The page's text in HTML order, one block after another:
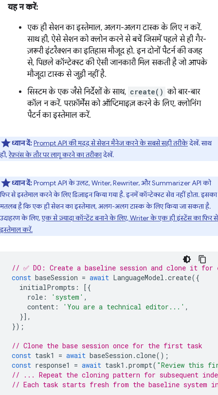
यह न करें:
एक ही सेशन का इस्तेमाल, अलग-अलग टास्क के लिए न करें.
साथ ही, ऐसे सेशन को क्लोन करने से बचें जिसमें पहले से ही गैर-
ज़रूरी इंटरैक्शन का इतिहास मौजूद हो. इन दोनों पैटर्न की वजह
से, पिछले कॉन्टेक्स्ट की ऐसी जानकारी मिल सकती है जो आपके
मौजूदा टास्क से जुड़ी नहीं है.
सिस्टम के एक जैसे निर्देशों के साथ, create() को बार-बार
कॉल न करें. परफ़ॉर्मेंस को ऑप्टिमाइज़ करने के लिए, क्लोनिंग
पैटर्न का इस्तेमाल करें.
ध्यान दें:Prompt API की मदद से सेशन मैनेज करने के सबसे सही तरीकेदेखें. साथ
ही,रेफ़रंस के तौर पर लागू करने का तरीकादेखें.
ध्यान दें:Prompt API के उलट, Writer, Rewriter, और Summarizer API को
फिर से इस्तेमाल करने के लिए डिज़ाइन किया गया है. इनमें कॉन्टेक्स्ट सेव नहीं होता. इसका
मतलब है कि एक ही सेशन का इस्तेमाल, अलग-अलग टास्क के लिए किया जा सकता है.
उदाहरण के लिए,एक से ज़्यादा कॉन्टेंट बनाने के लिए, Writer के एक ही इंस्टेंस का फिर से
इस्तेमाल करें.
// ✅ DO: Create a baseline session and clone it for
const baseSession = await LanguageModel .create({
initialPrompts :
[{
role : 'system' ,
content : 'You are a technical editor...' ,
}],
});
// Clone the base session once for the first task
const task1 = await baseSession .clone();
const response1 = await task1 .prompt( "Review this
// ... Repeat the cloning pattern for subsequent
// Each task starts fresh from the baseline system